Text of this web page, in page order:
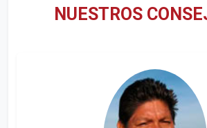
NUESTROS